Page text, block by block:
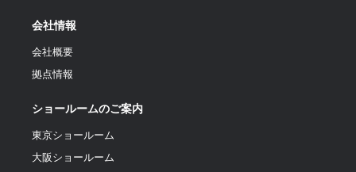
会社情報
会社概要
拠点情報
ショールームのご案内
東京ショールーム
大阪ショールーム